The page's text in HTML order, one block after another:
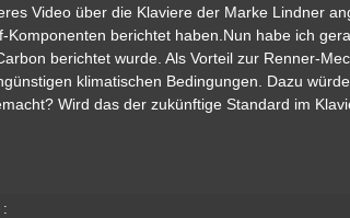
Video über die Klaviere der Marke Lindner
berichtet haben.Nun habe ich
berichtet wurde. Als Vorteil zur Renner-
klimatischen Bedingungen. Dazu
Wird das der zukünftige Standard im
: